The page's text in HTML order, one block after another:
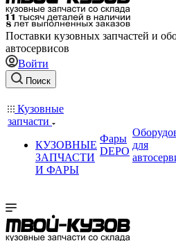
Поставки кузовных запчастей и
автосервисов
Войти
Поиск
Кузовные
запчасти
КУЗОВНЫЕ
ЗАПЧАСТИ
И ФАРЫ
Фары
DEPO
для